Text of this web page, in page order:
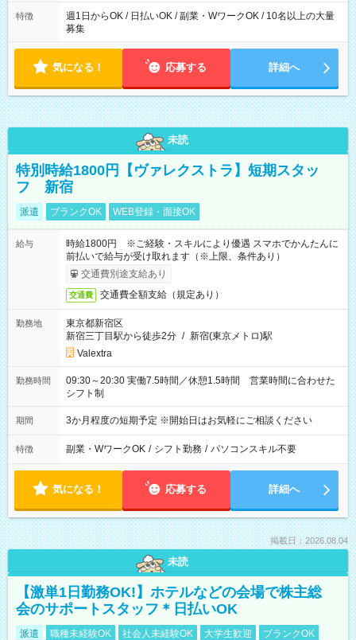
特徴
週1日からOK / 日払いOK / 副業・WワークOK / 10名以上の大量
募集
気になる！ 応募する 詳細へ
未読
特別時給1800円【ヴァレクストラ】短期スタッ
フ 新宿
派遣 ブランクOK WEB登録・面接OK
給与
時給1800円 ※ご経験・スキルにより優遇 スマホでかんたんに
前払いで給与が受け取れます（※上限、条件あり）
交通費別途支給あり
交通費 交通費全額支給（規定あり）
勤務地
東京都新宿区
新宿三丁目駅から徒歩2分 / 新宿(東京メトロ)駅
Valextra
勤務時間
09:30～20:30 実働7.5時間／休憩1.5時間 営業時間に合わせた
シフト制
期間 3か月程度の短期予定 ※開始日はお気軽にご相談ください
特徴 副業・WワークOK / シフト勤務 / パソコンスキル不要
気になる！ 応募する 詳細へ
掲載日：2026.08.04
未読
【激単1日勤務OK!】ホテルなどの会場で株主総
会のサポートスタッフ＊日払いOK
派遣 職種未経験OK 社会人未経験OK 大学生歓迎
ブランクOK